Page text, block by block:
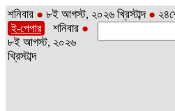
শনিবার ● ৮ই আগস্ট, ২০২৬ খ্রিস্টাব্দ ●
ই-পেপার শনিবার ●
৮ই আগস্ট, ২০২৬
খ্রিস্টাব্দ